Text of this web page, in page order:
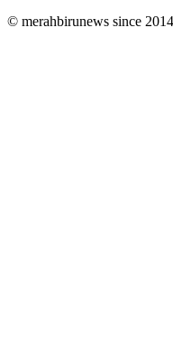
© merahbirunews since 2014